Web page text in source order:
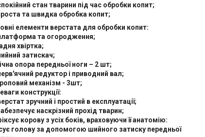
стан тварини під час обробки копит;
та швидка обробка копит;
елементи верстата для обробки копит:
та огородження;
хвіртка;
затискач;
опора передньої ноги – 2 шт;
редуктор і приводний вал;
механізм - 3шт;
конструкції:
зручний і простий в експлуатації;
наскрізний прохід тварин;
корову з усіх боків, враховуючи її анатомію:
голову за допомогою шийного затиску передньої